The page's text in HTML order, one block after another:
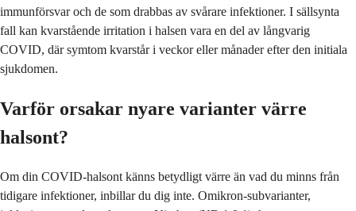
immunförsvar och de som drabbas av svårare infektioner. I sällsynta
fall kan kvarstående irritation i halsen vara en del av långvarig
COVID, där symtom kvarstår i veckor eller månader efter den initiala
sjukdomen.
Varför orsakar nyare varianter värre
halsont?
Om din COVID-halsont känns betydligt värre än vad du minns från
tidigare infektioner, inbillar du dig inte. Omikron-subvarianter,